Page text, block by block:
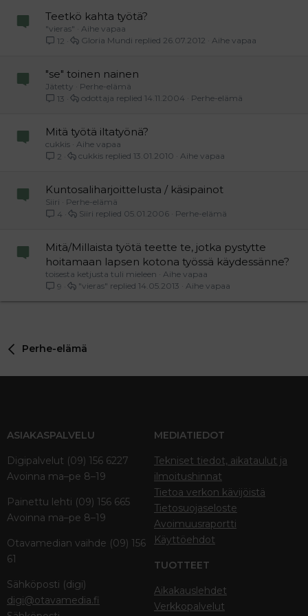
Teetkö kahta työtä?
"vieras"
Aihe vapaa
12
Aihe vapaa
26.07.2012
Gloria Mundi
"se" toinen nainen
Jätetty
Perhe-elämä
13
Perhe-elämä
14.11.2004
odottaja
Mitä työtä iltatyönä?
cukkis Aihe vapaa
2
Aihe vapaa
13.01.2010
cukkis
Kuntosaliharjoittelusta / käsipainot
Siiri
Perhe-elämä
4
Perhe-elämä
05.01.2006
Siiri
Mitä/Millaista työtä teette te, jotka pystytte
hoitamaan lapsen kotona työssä käydessänne?
toisesta ketjusta tuli mieleen
Aihe vapaa
9
Aihe vapaa
14.05.2013
"vieras"
Perhe-elämä
ASIAKASPALVELU
Digipalvelut (09) 156 6227
Avoinna ma–pe 8–19
Painettu lehti (09) 156 665
Avoinna ma–pe 8–19
Otavamedian vaihde (09) 156
61
Sähköposti (digi)
digi@otavamedia.fi
MEDIATIEDOT
Tekniset tiedot, aikataulut ja
ilmoitushinnat
Tietoa verkon kävijöistä
Tietosuojaseloste
Avoimuusraportti
Käyttöehdot
TUOTTEET
Aikakauslehdet
Verkkopalvelut